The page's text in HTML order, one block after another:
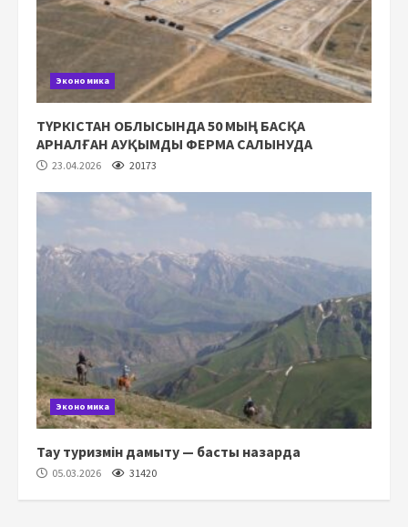
Экономика
ТҮРКІСТАН ОБЛЫСЫНДА 50 МЫҢ БАСҚА
АРНАЛҒАН АУҚЫМДЫ ФЕРМА САЛЫНУДА
23.04.2026 20173
Экономика
Тау туризмін дамыту — басты назарда
05.03.2026 31420